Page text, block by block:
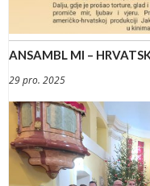
ANSAMBL MI –
29 pro. 2025